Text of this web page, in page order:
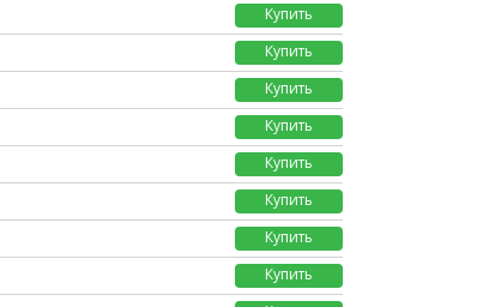
Купить
Купить
Купить
Купить
Купить
Купить
Купить
Купить